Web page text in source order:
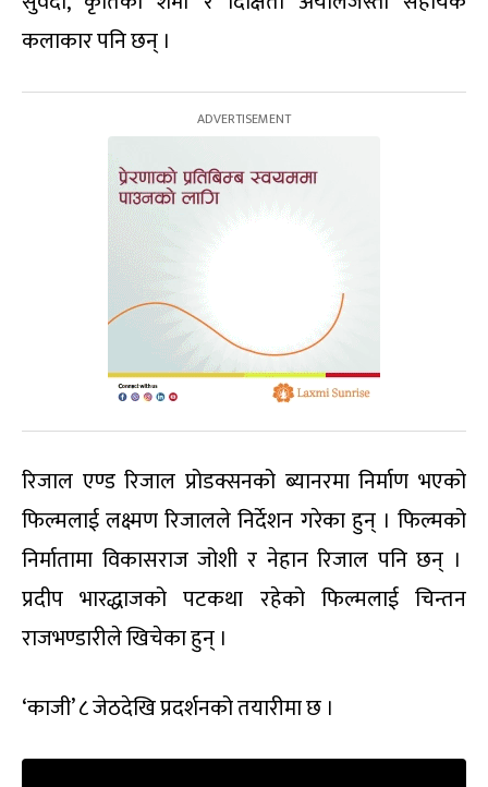
कलाकार पनि छन् ।
रिजाल एण्ड रिजाल प्रोडक्सनको ब्यानरमा निर्माण भएको
फिल्मलाई लक्ष्मण रिजालले निर्देशन गरेका हुन् । फिल्मको
निर्मातामा विकासराज जोशी र नेहान रिजाल पनि छन् ।
प्रदीप भारद्धाजको पटकथा रहेको फिल्मलाई चिन्तन
राजभण्डारीले खिचेका हुन् ।
‘काजी’ ८ जेठदेखि प्रदर्शनको तयारीमा छ ।